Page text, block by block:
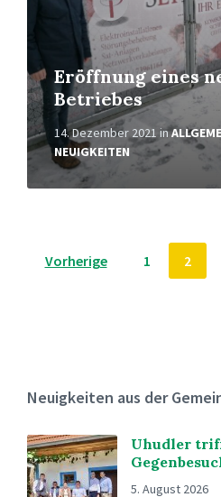
Eröffnung eines
Betriebes
14. Dezember 2021 in
NEUIGKEITEN
Vorherige 1 2
Neuigkeiten aus der
Uhudler
5. August 2026